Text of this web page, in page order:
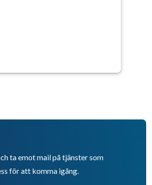
ta emot mail på tjänster som
för att komma igång.